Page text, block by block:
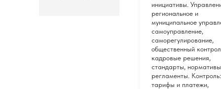
инициативы.
региональное и
муниципальное
самоуправление,
саморегулирование,
общественный
кадровые решения,
стандарты,
регламенты. Контроль:
тарифы и платежи,